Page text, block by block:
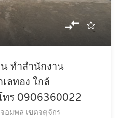
น ทำสำนักงาน
ลทอง ใกล้
ทร 0906360022
อมพล เขตจตุจักร